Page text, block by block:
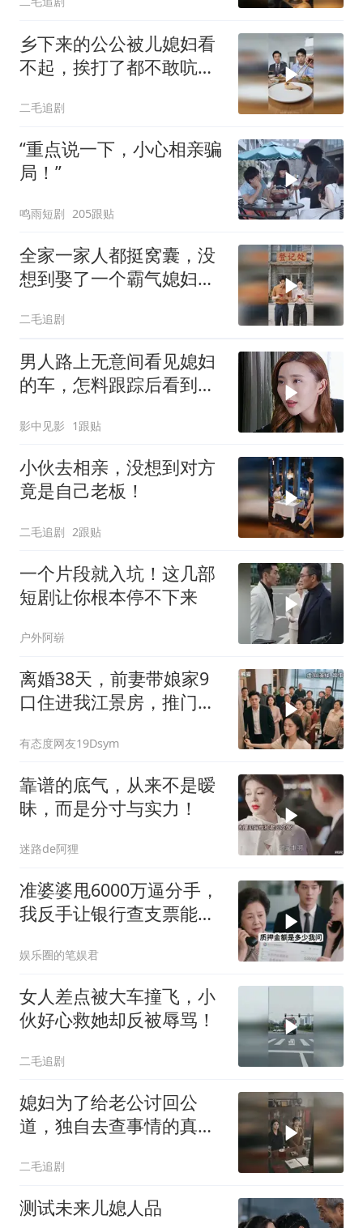
乡下来的公公被儿媳妇看
不起，挨打了都不敢吭
二毛追剧
“重点说一下，小心相亲骗
局！”
鸣雨短剧 205跟贴
全家一家人都挺窝囊，没
想到娶了一个霸气媳妇，
二毛追剧
男人路上无意间看见媳妇
的车，怎料跟踪后看到的
影中见影 1跟贴
小伙去相亲，没想到对方
竟是自己老板！
二毛追剧 2跟贴
一个片段就入坑！这几部
短剧让你根本停不下来
户外阿崭
离婚38天，前妻带娘家9
口住进我江景房，推门瞬
有态度网友19Dsym
靠谱的底气，从来不是暧
昧，而是分寸与实力！
迷路de阿狸
准婆婆甩6000万逼分手，
我反手让银行查支票能否
娱乐圈的笔娱君
女人差点被大车撞飞，小
伙好心救她却反被辱骂！
二毛追剧
媳妇为了给老公讨回公
道，独自去查事情的真
二毛追剧
测试未来儿媳人品